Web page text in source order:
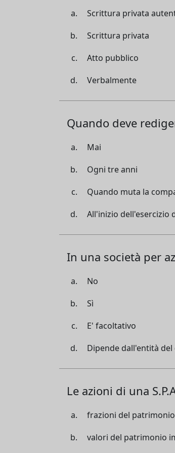
Scrittura privata
Scrittura privata
Atto pubblico
Verbalmente
Quando deve
Mai
Ogni tre anni
Quando muta la
All'inizio dell'esercizio
In una società per
No
Sì
E' facoltativo
Dipende dall'entità del
Le azioni di una
frazioni del
valori del patrimonio